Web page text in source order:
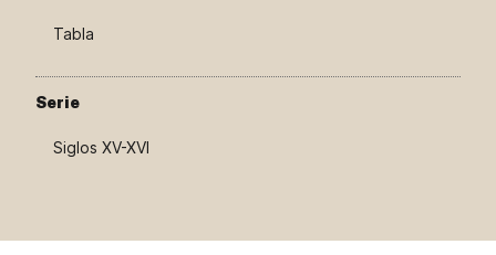
Tabla
Serie
Siglos XV-XVI